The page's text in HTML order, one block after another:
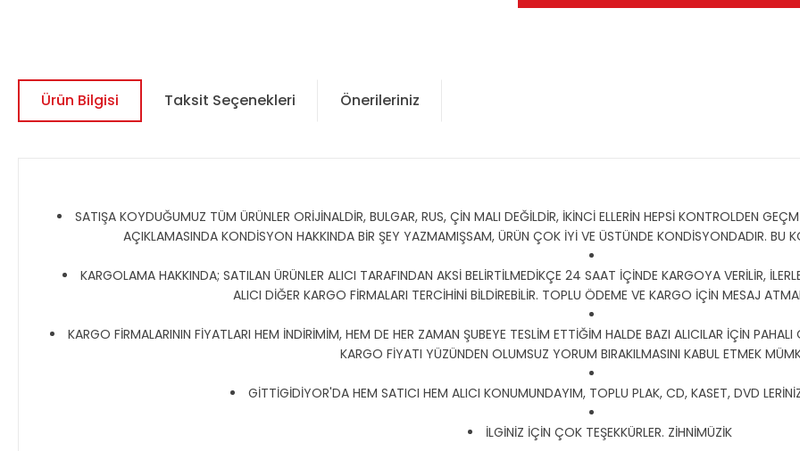
Ürün Bilgisi Taksit Seçenekleri Önerileriniz
SATIŞA KOYDUĞUMUZ TÜM ÜRÜNLER ORİJİNALDİR, BULGAR, RUS, ÇİN MALI DEĞİLDİR, İKİNCİ ELLERİN HEPSİ KONTROLDEN
AÇIKLAMASINDA KONDİSYON HAKKINDA BİR ŞEY YAZMAMIŞSAM, ÜRÜN ÇOK İYİ VE ÜSTÜNDE KONDİSYONDADIR. BU
KARGOLAMA HAKKINDA; SATILAN ÜRÜNLER ALICI TARAFINDAN AKSİ BELİRTİLMEDİKÇE 24 SAAT İÇİNDE KARGOYA VERİLİR,
ALICI DİĞER KARGO FİRMALARI TERCİHİNİ BİLDİREBİLİR. TOPLU ÖDEME VE KARGO İÇİN MESAJ
KARGO FİRMALARININ FİYATLARI HEM İNDİRİMİM, HEM DE HER ZAMAN ŞUBEYE TESLİM ETTİĞİM HALDE BAZI ALICILAR İÇİN
KARGO FİYATI YÜZÜNDEN OLUMSUZ YORUM BIRAKILMASINI KABUL ETMEK
GİTTİGİDİYOR'DA HEM SATICI HEM ALICI KONUMUNDAYIM, TOPLU PLAK, CD, KASET, DVD
İLGİNİZ İÇİN ÇOK TEŞEKKÜRLER. ZİHNİMÜZİK